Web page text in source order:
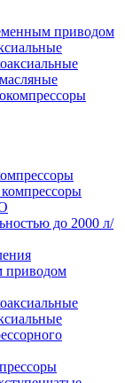
приводом
до 2000 л/
приводом